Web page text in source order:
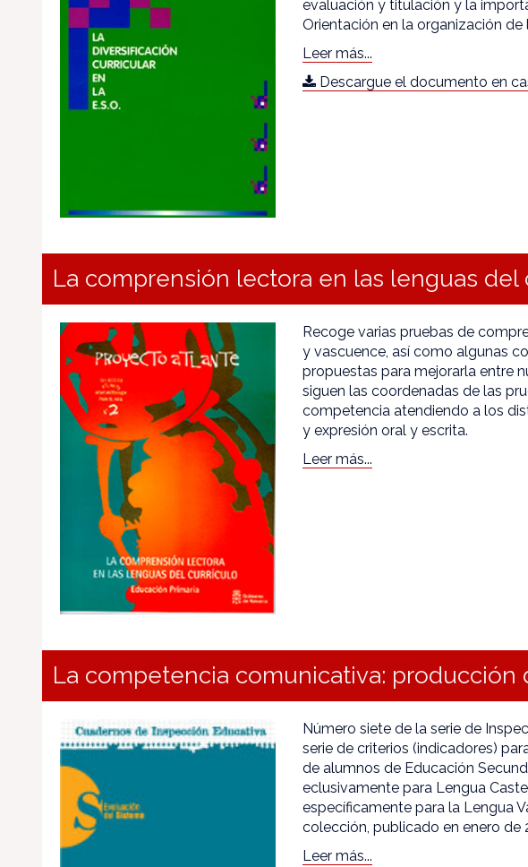
evaluación y titulación y la
Orientación en la organización de
Leer más...
Descargue el documento en
La comprensión lectora en las lenguas del
Recoge varias pruebas de
y vascuence, así como algunas
propuestas para mejorarla entre
siguen las coordenadas de las
competencia atendiendo a los
y expresión oral y escrita.
Leer más...
La competencia comunicativa: producción
Número siete de la serie de
serie de criterios (indicadores)
de alumnos de Educación
eclusivamente para Lengua
específicamente para la Lengua
colección, publicado en enero de
Leer más...